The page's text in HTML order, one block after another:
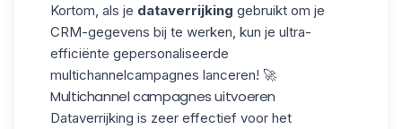
Kortom, als je dataverrijking gebruikt om je
CRM-gegevens bij te werken, kun je ultra-
efficiënte gepersonaliseerde
multichannelcampagnes lanceren! 🚀
Multichannel campagnes uitvoeren
Dataverrijking is zeer effectief voor het